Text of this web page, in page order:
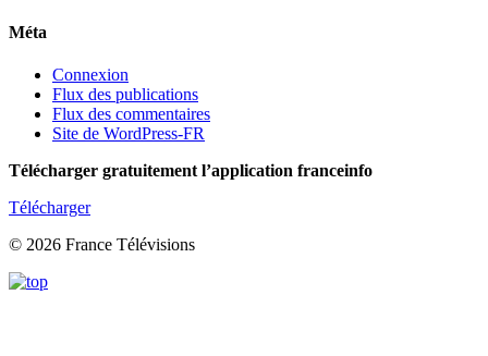
Méta
Connexion
Flux des publications
Flux des commentaires
Site de WordPress-FR
Télécharger gratuitement l’application franceinfo
Télécharger
© 2026 France Télévisions